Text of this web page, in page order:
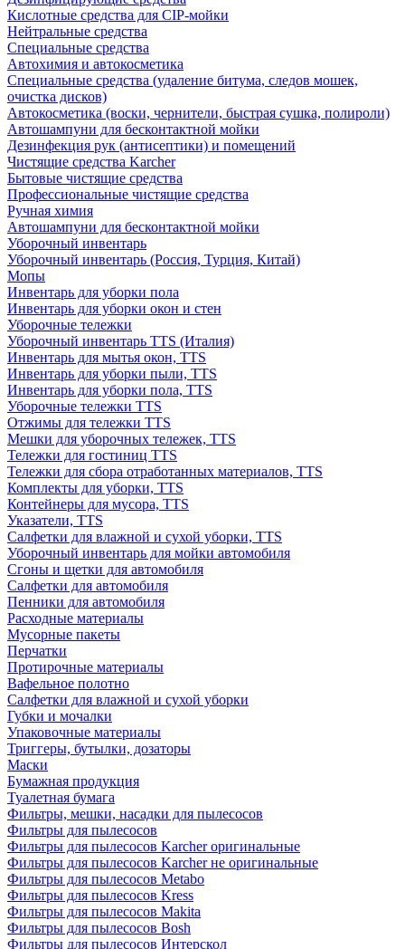
Кислотные средства для CIP-мойки
Нейтральные средства
Специальные средства
Автохимия и автокосметика
Специальные средства (удаление битума, следов мошек,
очистка дисков)
Автокосметика (воски, чернители, быстрая сушка, полироли)
Автошампуни для бесконтактной мойки
Дезинфекция рук (антисептики) и помещений
Чистящие средства Karcher
Бытовые чистящие средства
Профессиональные чистящие средства
Ручная химия
Автошампуни для бесконтактной мойки
Уборочный инвентарь
Уборочный инвентарь (Россия, Турция, Китай)
Мопы
Инвентарь для уборки пола
Инвентарь для уборки окон и стен
Уборочные тележки
Уборочный инвентарь TTS (Италия)
Инвентарь для мытья окон, TTS
Инвентарь для уборки пыли, TTS
Инвентарь для уборки пола, TTS
Уборочные тележки TTS
Отжимы для тележки TTS
Мешки для уборочных тележек, TTS
Тележки для гостиниц TTS
Тележки для сбора отработанных материалов, TTS
Комплекты для уборки, TTS
Контейнеры для мусора, TTS
Указатели, TTS
Салфетки для влажной и сухой уборки, TTS
Уборочный инвентарь для мойки автомобиля
Сгоны и щетки для автомобиля
Салфетки для автомобиля
Пенники для автомобиля
Расходные материалы
Мусорные пакеты
Перчатки
Протирочные материалы
Вафельное полотно
Салфетки для влажной и сухой уборки
Губки и мочалки
Упаковочные материалы
Триггеры, бутылки, дозаторы
Маски
Бумажная продукция
Туалетная бумага
Фильтры, мешки, насадки для пылесосов
Фильтры для пылесосов
Фильтры для пылесосов Karcher оригинальные
Фильтры для пылесосов Karcher не оригинальные
Фильтры для пылесосов Metabo
Фильтры для пылесосов Kress
Фильтры для пылесосов Makita
Фильтры для пылесосов Bosh
Фильтры для пылесосов Интерскол